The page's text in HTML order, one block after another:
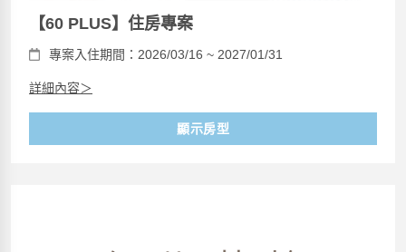
【60 PLUS】住房專案
專案入住期間：2026/03/16 ~ 2027/01/31
詳細內容＞
顯示房型